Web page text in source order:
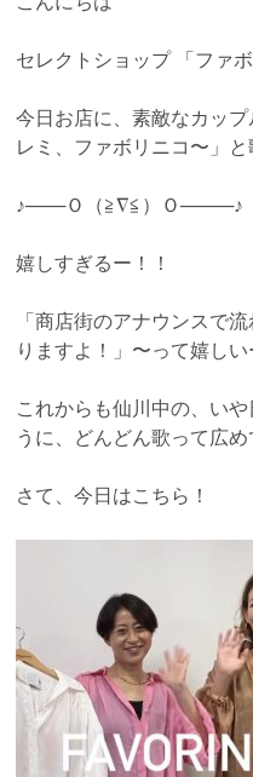
セレクトショップ 「ファ
今日お店に、素敵なカッ
レミ、ファボリニコ〜」と
♪───Ｏ（≧∇≦）Ｏ────♪
嬉しすぎるー！！
「商店街のアナウンスで
りますよ！」〜って嬉し
これからも仙川中の、い
うに、どんどん歌って広
さて、今日はこちら！